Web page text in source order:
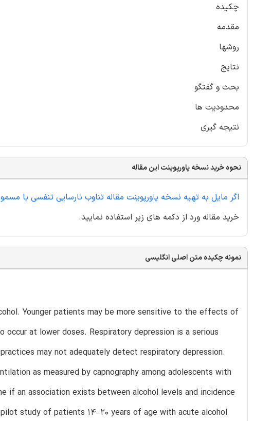
چکیده
مقدمه
روشها
نتایج
بحث و گفتگو
محدودیت ها
نتیجه گیری
نحوه خرید نسخه پاورپوینت این مقاله
اگر مایل به تهیه نسخه پاورپوینت مقاله تناوب نارسایی تنفسی با
خرید مقاله ورد از دکمه های زیر استفاده نمایید.
نمونه چکیده متن اصلی انگلیسی
Younger patients may be more sensitive to the effects of
at lower doses. Respiratory depression is a serious
may not adequately detect respiratory depression.
as measured by capnography among adolescents with
if an association exists between alcohol levels and incidence
study of patients 14–20 years of age with acute alcohol